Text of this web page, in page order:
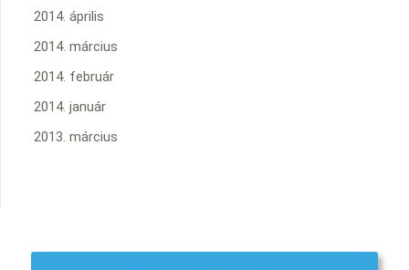
2014. április
2014. március
2014. február
2014. január
2013. március